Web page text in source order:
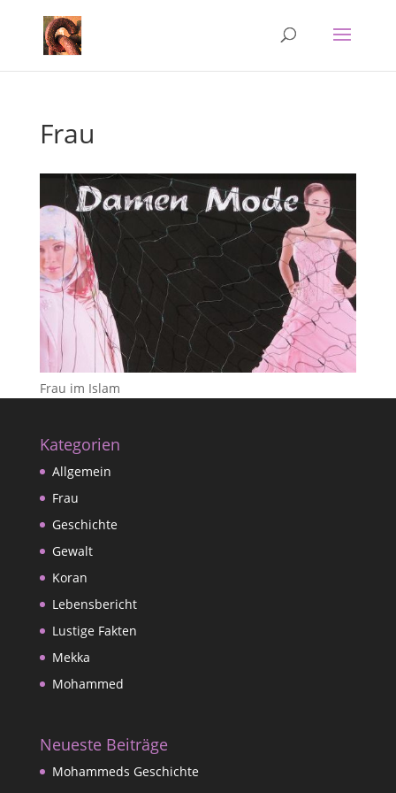
Frau
Frau im Islam
Kategorien
Allgemein
Frau
Geschichte
Gewalt
Koran
Lebensbericht
Lustige Fakten
Mekka
Mohammed
Neueste Beiträge
Mohammeds Geschichte